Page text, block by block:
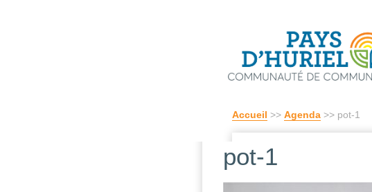
Accueil >> Agenda >> pot-1
pot-1